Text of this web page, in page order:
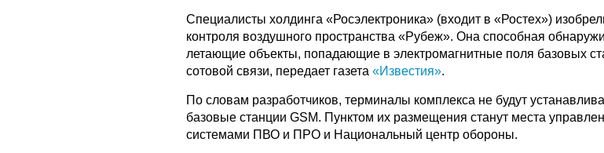
Специалисты холдинга «Росэлектроника» (входит в «Ростех»)
контроля воздушного пространства «Рубеж». Она способная
летающие объекты, попадающие в электромагнитные поля базовых
сотовой связи, передает газета«Известия».
По словам разработчиков, терминалы комплекса не будут
базовые станции GSM. Пунктом их размещения станут места
системами ПВО и ПРО и Национальный центр обороны.